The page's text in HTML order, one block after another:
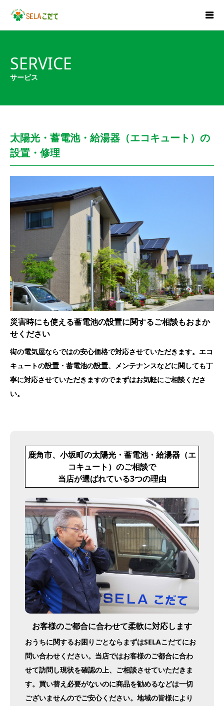
SERVICE
サービス
太陽光・蓄電池・給湯器（エコキュート）の
設置・修理
災害時にも使える蓄電池の設置に関するご相談もおまか
せください
街の電気屋ならではの安心価格で対応させていただきます。エコ
キュートの設置・蓄電池の設置、メンテナンスなどに関しても丁
寧に対応させていただきますのでまずはお気軽にご相談くださ
い。
鹿角市、小坂町の太陽光・蓄電池・給湯器（エ
コキュート）のご相談で
当店が選ばれている3つの理由
お客様のご都合に合わせて柔軟に対応します
おうちに関するお困りごとならまずはSELAこだてにお
問い合わせください。当店ではお客様のご都合に合わ
せて訪問し現状を確認の上、ご相談させていただきま
す。買い替え必要がないのに商品を勧めるなどは一切
ございませんのでご安心ください。地域の皆様により